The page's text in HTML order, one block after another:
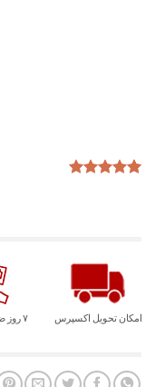
امکان تحویل اکسپرس ۷ روز ضمانت بازگشت